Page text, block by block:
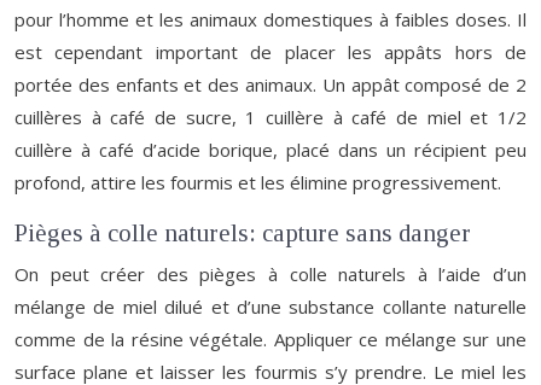
pour l’homme et les animaux domestiques à faibles doses. Il
est cependant important de placer les appâts hors de
portée des enfants et des animaux. Un appât composé de 2
cuillères à café de sucre, 1 cuillère à café de miel et 1/2
cuillère à café d’acide borique, placé dans un récipient peu
profond, attire les fourmis et les élimine progressivement.
Pièges à colle naturels: capture sans danger
On peut créer des pièges à colle naturels à l’aide d’un
mélange de miel dilué et d’une substance collante naturelle
comme de la résine végétale. Appliquer ce mélange sur une
surface plane et laisser les fourmis s’y prendre. Le miel les